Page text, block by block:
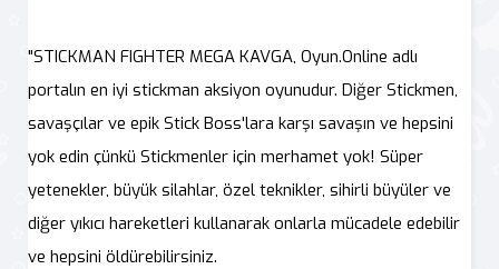
"STICKMAN FIGHTER MEGA KAVGA, Oyun.Online adlı
portalın en iyi stickman aksiyon oyunudur. Diğer Stickmen,
savaşçılar ve epik Stick Boss'lara karşı savaşın ve hepsini
yok edin çünkü Stickmenler için merhamet yok! Süper
yetenekler, büyük silahlar, özel teknikler, sihirli büyüler ve
diğer yıkıcı hareketleri kullanarak onlarla mücadele edebilir
ve hepsini öldürebilirsiniz.